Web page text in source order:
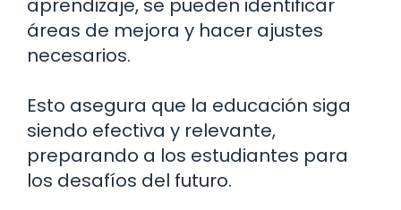
aprendizaje, se pueden identificar
áreas de mejora y hacer ajustes
necesarios.
Esto asegura que la educación siga
siendo efectiva y relevante,
preparando a los estudiantes para
los desafíos del futuro.